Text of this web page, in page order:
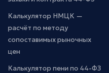
Калькулятор НМЦК —
расчёт по методу
сопоставимых рыночных
цен
Калькулятор пени по 44-ФЗ